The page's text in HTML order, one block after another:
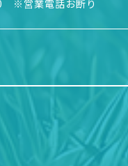
※営業電話お断り